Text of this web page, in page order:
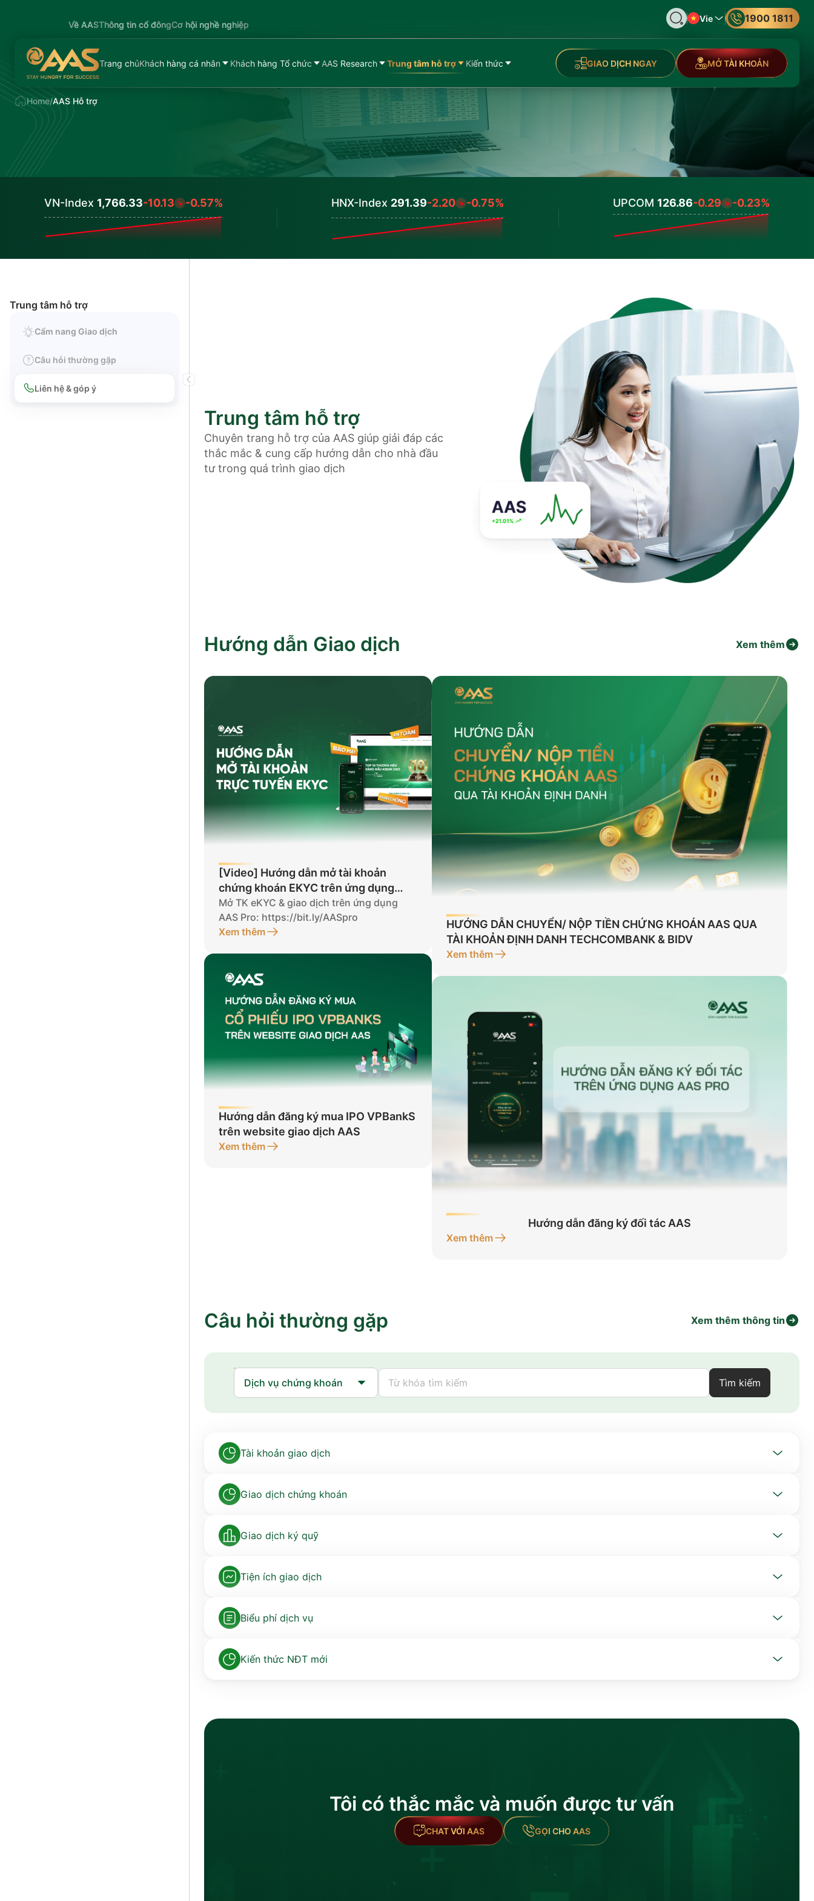
Về AASThông tin cổ đôngCơ hội nghề nghiệp
Vie 1900 1811
Trang chủKhách hàng cá nhân Khách hàng Tổ chức AAS Research Trung tâm hỗ trợ Kiến thức GIAO DỊCH NGAY MỞ TÀI KHOẢN
Home/AAS Hỗ trợ
VN-Index 1,766.33-10.13 -0.57% HNX-Index 291.39-2.20 -0.75% UPCOM 126.86-0.29 -0.23%
Trung tâm hỗ trợ
Cẩm nang Giao dịch
Câu hỏi thường gặp
Liên hệ & góp ý
Trung tâm hỗ trợ
Chuyên trang hỗ trợ của AAS giúp giải đáp các
thắc mắc & cung cấp hướng dẫn cho nhà đầu
tư trong quá trình giao dịch
Hướng dẫn Giao dịch Xem thêm
[Video] Hướng dẫn mở tài khoản
chứng khoán EKYC trên ứng dụng
AAS PRO
Mở TK eKYC & giao dịch trên ứng dụng
AAS Pro: https://bit.ly/AASpro
Xem thêm
Hướng dẫn đăng ký mua IPO VPBankS
trên website giao dịch AAS
Xem thêm
HƯỚNG DẪN CHUYỂN/ NỘP TIỀN CHỨNG KHOÁN AAS QUA
TÀI KHOẢN ĐỊNH DANH TECHCOMBANK & BIDV
Xem thêm
Hướng dẫn đăng ký đối tác AAS
Xem thêm
Câu hỏi thường gặp Xem thêm thông tin
Tìm kiếm
Tài khoản giao dịch
Giao dịch chứng khoán
Giao dịch ký quỹ
Tiện ích giao dịch
Biểu phí dịch vụ
Kiến thức NĐT mới
Tôi có thắc mắc và muốn được tư vấn
CHAT VỚI AAS GỌI CHO AAS